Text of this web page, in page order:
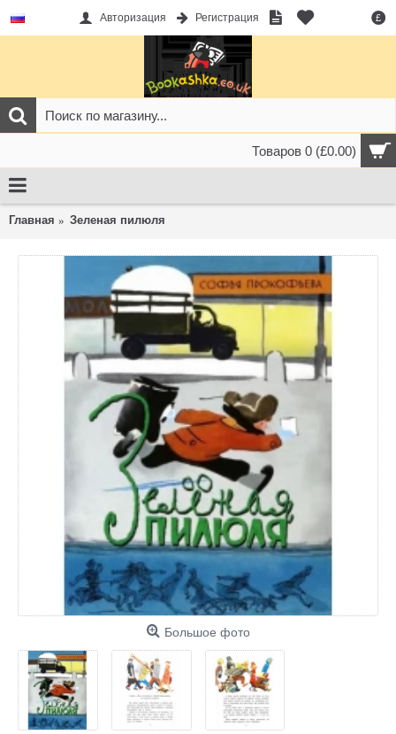
£
Авторизация Регистрация
Товаров 0 (£0.00)
Главная Зеленая пилюля
Большое фото